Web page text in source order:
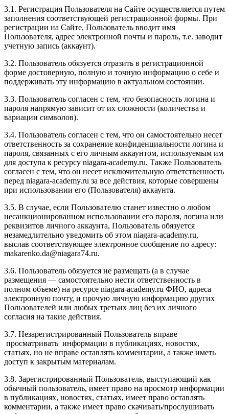
3.1. Регистрация Пользователя на Сайте осуществляется путем
заполнения соответствующей регистрационной формы. При
регистрации на Сайте, Пользователь вводит имя
Пользователя, адрес электронной почты и пароль, т.е. заводит
учетную запись (аккаунт).
3.2. Пользователь обязуется отразить в регистрационной
форме достоверную, полную и точную информацию о себе и
поддерживать эту информацию в актуальном состоянии.
3.3. Пользователь согласен с тем, что безопасность логина и
пароля напрямую зависит от их сложности (количества и
вариации символов).
3.4. Пользователь согласен с тем, что он самостоятельно несет
ответственность за сохранение конфиденциальности логина и
пароля, связанных с его личным аккаунтом, используемым им
для доступа к ресурсу niagara-academy.ru. Также Пользователь
согласен с тем, что он несет исключительную ответственность
перед niagara-academy.ru за все действия, которые совершены
при использовании его (Пользователя) аккаунта.
3.5. В случае, если Пользователю станет известно о любом
несанкционированном использовании его пароля, логина или
реквизитов личного аккаунта, Пользователь обязуется
незамедлительно уведомить об этом niagara-academy.ru,
выслав соответствующее электронное сообщение по адресу:
makarenko.da@niagara74.ru.
3.6. Пользователь обязуется не размещать (а в случае
размещения — самостоятельно нести ответственность в
полном объеме) на ресурсе niagara-academy.ru ФИО, адреса
электронную почту, и прочую личную информацию других
Пользователей или любых третьих лиц без их личного
согласия на такие действия.
3.7. Незарегистрированный Пользователь вправе
просматривать информации в публикациях, новостях,
статьях, но не вправе оставлять комментарии, а также иметь
доступ к закрытым материалам.
3.8. Зарегистрированный Пользователь, выступающий как
обычный пользователь, имеет право на просмотр информации
в публикациях, новостях, статьях, имеет право оставлять
комментарии, а также имеет право скачивать/прослушивать